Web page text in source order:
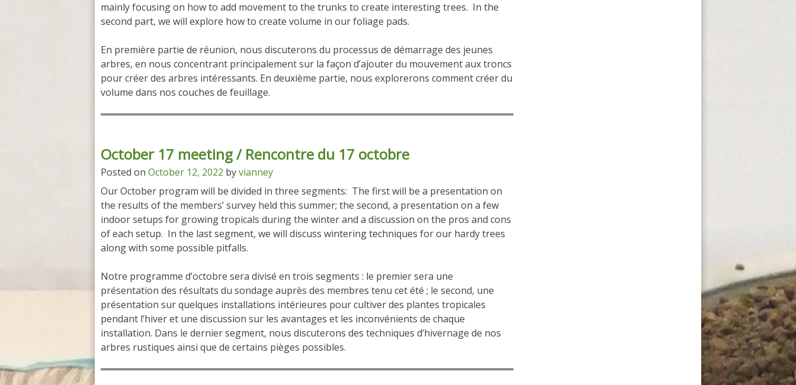
mainly focusing on how to add movement to the trunks to create interesting trees. In the
second part, we will explore how to create volume in our foliage pads.
En première partie de réunion, nous discuterons du processus de démarrage des jeunes
arbres, en nous concentrant principalement sur la façon d’ajouter du mouvement aux troncs
pour créer des arbres intéressants. En deuxième partie, nous explorerons comment créer du
volume dans nos couches de feuillage.
October 17 meeting / Rencontre du 17 octobre
Posted on October 12, 2022 byvianney
Our October program will be divided in three segments: The first will be a presentation on
the results of the members’ survey held this summer; the second, a presentation on a few
indoor setups for growing tropicals during the winter and a discussion on the pros and cons
of each setup. In the last segment, we will discuss wintering techniques for our hardy trees
along with some possible pitfalls.
Notre programme d’octobre sera divisé en trois segments : le premier sera une
présentation des résultats du sondage auprès des membres tenu cet été ; le second, une
présentation sur quelques installations intérieures pour cultiver des plantes tropicales
pendant l’hiver et une discussion sur les avantages et les inconvénients de chaque
installation. Dans le dernier segment, nous discuterons des techniques d’hivernage de nos
arbres rustiques ainsi que de certains pièges possibles.